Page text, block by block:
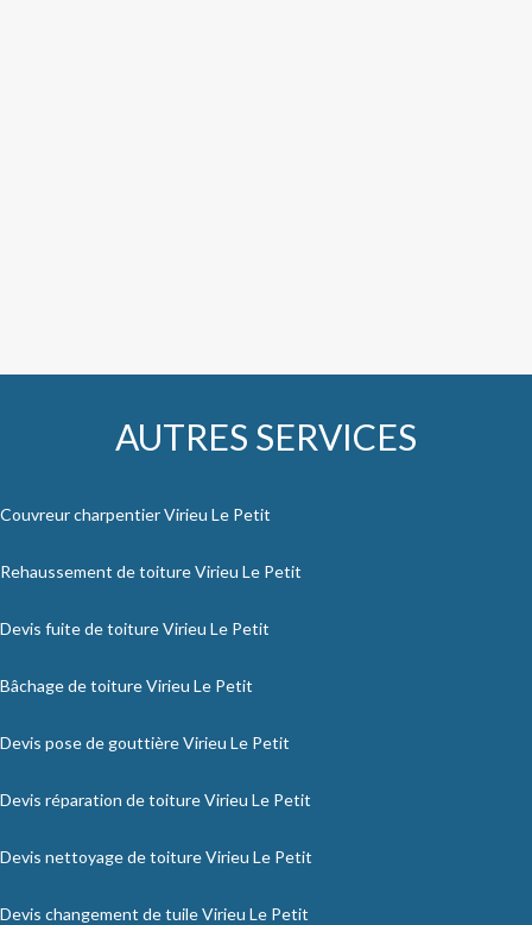
AUTRES SERVICES
Couvreur charpentier Virieu Le Petit
Rehaussement de toiture Virieu Le Petit
Devis fuite de toiture Virieu Le Petit
Bâchage de toiture Virieu Le Petit
Devis pose de gouttière Virieu Le Petit
Devis réparation de toiture Virieu Le Petit
Devis nettoyage de toiture Virieu Le Petit
Devis changement de tuile Virieu Le Petit